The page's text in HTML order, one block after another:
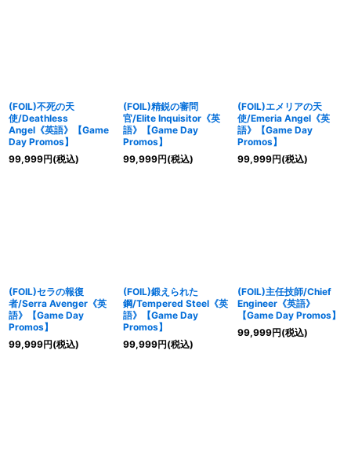
(FOIL)不死の天
使/Deathless
Angel《英語》【Game
Day Promos】
99,999円(税込)
(FOIL)精鋭の審問
官/Elite Inquisitor《英
語》【Game Day
Promos】
99,999円(税込)
(FOIL)エメリアの天
使/Emeria Angel《英
語》【Game Day
Promos】
99,999円(税込)
(FOIL)セラの報復
者/Serra Avenger《英
語》【Game Day
Promos】
99,999円(税込)
(FOIL)鍛えられた
鋼/Tempered Steel《英
語》【Game Day
Promos】
99,999円(税込)
(FOIL)主任技師/Chief
Engineer《英語》
【Game Day Promos】
99,999円(税込)